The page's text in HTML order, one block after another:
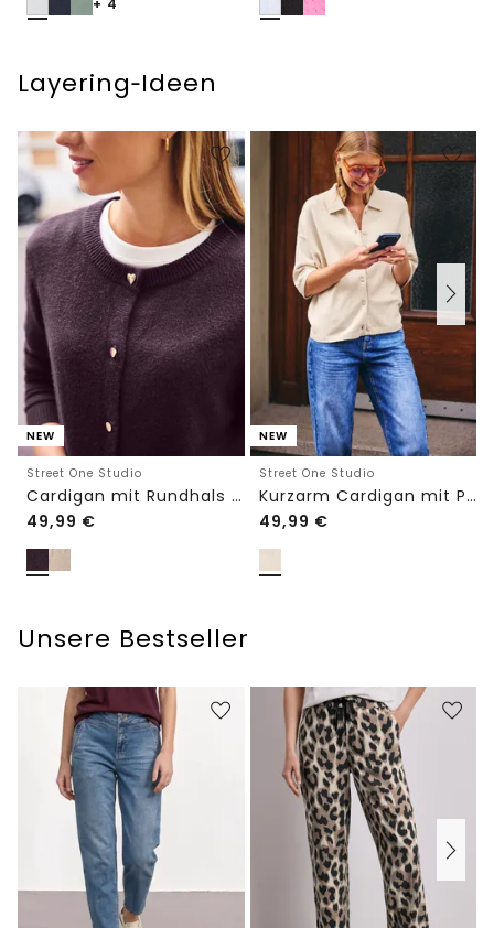
+ 4
Layering‑Ideen
NEW
Street One Studio
Cardigan mit Rundhals und Knöpfen
49,99 €
NEW
Street One Studio
Kurzarm Cardigan mit Polokragen
49,99 €
Unsere Bestseller